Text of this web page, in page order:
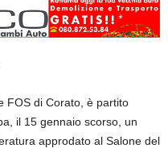
FOS di Corato, è partito
il 15 gennaio scorso, un
approdato al Salone del